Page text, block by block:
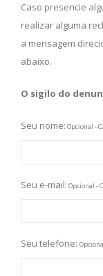
Caso presencie
realizar alguma
a mensagem
abaixo.
O sigilo do
Seu nome: Opcional -
Seu e-mail: Opcional -
Seu telefone: